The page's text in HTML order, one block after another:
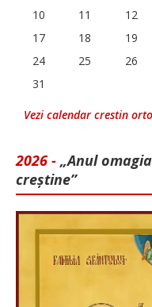
10
11 12
17
18 19
24
25 26
31
Vezi calendar crestin
2026 - „Anul
creștine”